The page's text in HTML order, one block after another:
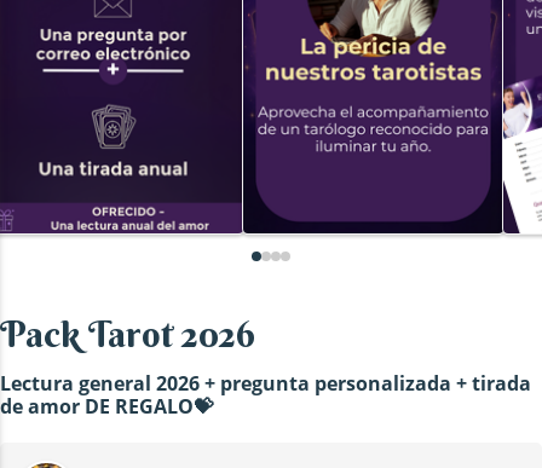
Pack Tarot 2026
Lectura general 2026 + pregunta personalizada + tirada
de amor DE REGALO💝